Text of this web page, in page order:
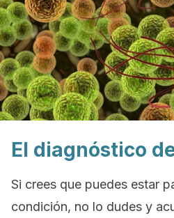
El diagnóstico
Si crees que puedes estar
condición, no lo dudes y